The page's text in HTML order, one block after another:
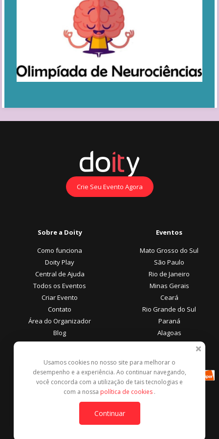
Crie Seu Evento Agora
Sobre a Doity
Como funciona
Doity Play
Central de Ajuda
Todos os Eventos
Criar Evento
Contato
Área do Organizador
Blog
Eventos
Mato Grosso do Sul
São Paulo
Rio de Janeiro
Minas Gerais
Ceará
Rio Grande do Sul
Paraná
Alagoas
Área do Participante
Central de Ajuda
Denunciar este evento
Formas de Pagamento
Usamos cookies no nosso site para melhorar o
desempenho e a experiência. Ao continuar navegando,
você concorda com a utilização de tais tecnologias e
com a nossa política de cookies .
Continuar